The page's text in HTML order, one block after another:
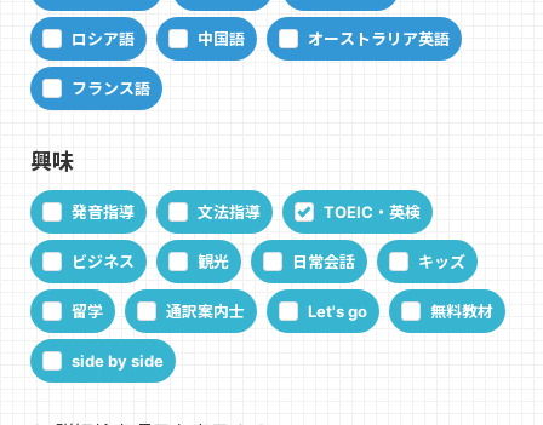
ロシア語 中国語 オーストラリア英語
フランス語
興味
発音指導 文法指導 TOEIC・英検
ビジネス 観光 日常会話 キッズ
留学 通訳案内士 Let's go 無料教材
side by side